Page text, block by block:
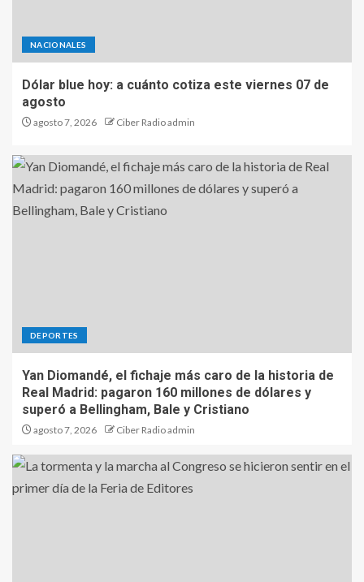
NACIONALES
Dólar blue hoy: a cuánto cotiza este viernes 07 de
agosto
agosto 7, 2026 Ciber Radio admin
DEPORTES
Yan Diomandé, el fichaje más caro de la historia de
Real Madrid: pagaron 160 millones de dólares y
superó a Bellingham, Bale y Cristiano
agosto 7, 2026 Ciber Radio admin